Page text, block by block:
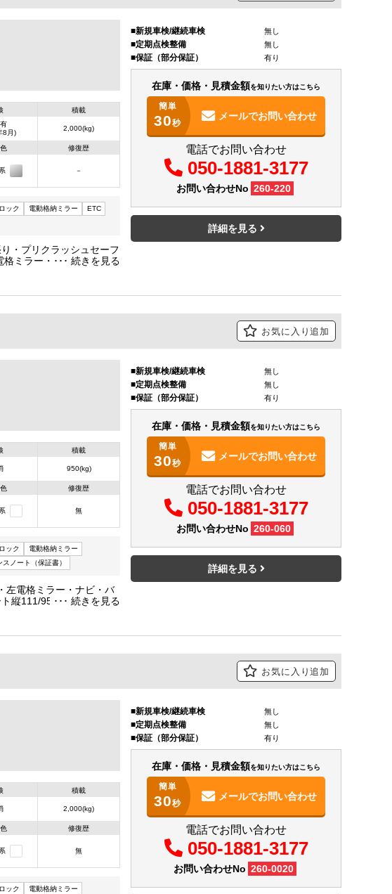
8月)
積載
2,000(kg)
修復歴
－
ック 電動格納ミラー
ETC
・プリクラッシュセーフ
格ミラー・デジタルイン
新規車検/継続車検 無し
定期点検整備 無し
保証（部分保証） 有り
在庫・価格・見積金額を知りたい方はこちら
簡単
30秒
メールでお問い合わせ
電話でお問い合わせ
050-1881-3177
お問い合わせNo 260-220
詳細を見る
お気に入り追加
積載
950(kg)
修復歴
無
ック
電動格納ミラー
スノート（保証書）
左電格ミラー・ナビ・バ
縦111/95幅178㎝・車両
新規車検/継続車検 無し
定期点検整備 無し
保証（部分保証） 有り
在庫・価格・見積金額を知りたい方はこちら
簡単
30秒
メールでお問い合わせ
電話でお問い合わせ
050-1881-3177
お問い合わせNo 260-060
詳細を見る
お気に入り追加
積載
2,000(kg)
修復歴
無
ック
電動格納ミラー
新規車検/継続車検 無し
定期点検整備 無し
保証（部分保証） 有り
在庫・価格・見積金額を知りたい方はこちら
簡単
30秒
メールでお問い合わせ
電話でお問い合わせ
050-1881-3177
お問い合わせNo 260-0020